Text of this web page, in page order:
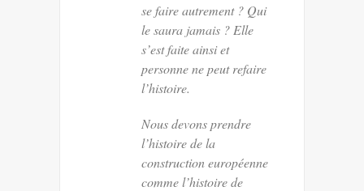
se faire autrement ? Qui
le saura jamais ? Elle
s’est faite ainsi et
personne ne peut refaire
l’histoire.
Nous devons prendre
l’histoire de la
construction européenne
comme l’histoire de